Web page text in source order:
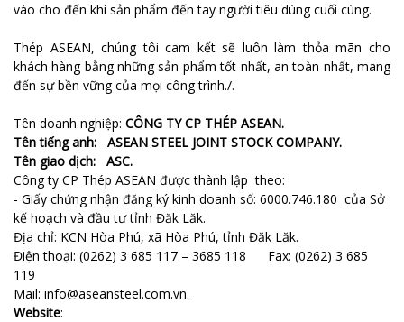
vào cho đến khi sản phẩm đến tay người tiêu dùng cuối cùng.
Thép ASEAN, chúng tôi cam kết sẽ luôn làm thỏa mãn cho
khách hàng bằng những sản phẩm tốt nhất, an toàn nhất, mang
đến sự bền vững của mọi công trình./.
Tên doanh nghiệp: CÔNG TY CP THÉP ASEAN.
Tên tiếng anh: ASEAN STEEL JOINT STOCK COMPANY.
Tên giao dịch: ASC.
Công ty CP Thép ASEAN được thành lập theo:
- Giấy chứng nhận đăng ký kinh doanh số: 6000.746.180 của Sở
kế hoạch và đầu tư tỉnh Đăk Lăk.
Địa chỉ: KCN Hòa Phú, xã Hòa Phú, tỉnh Đăk Lăk.
Điện thoại: (0262) 3 685 117 – 3685 118 Fax: (0262) 3 685
119
Mail: info@aseansteel.com.vn.
Website: